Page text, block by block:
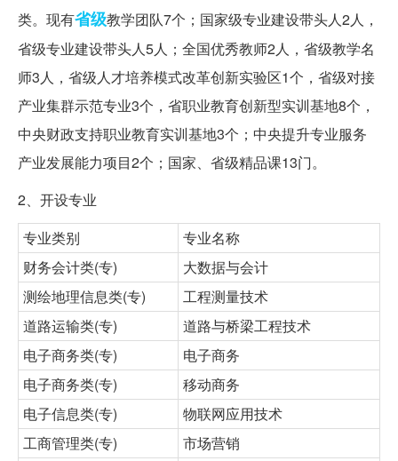
类。现有省级教学团队7个；国家级专业建设带头人2人，
省级专业建设带头人5人；全国优秀教师2人，省级教学名
师3人，省级人才培养模式改革创新实验区1个，省级对接
产业集群示范专业3个，省职业教育创新型实训基地8个，
中央财政支持职业教育实训基地3个；中央提升专业服务
产业发展能力项目2个；国家、省级精品课13门。
2、开设专业
专业类别
专业名称
财务会计类(专)
大数据与会计
测绘地理信息类(专)
工程测量技术
道路运输类(专)
道路与桥梁工程技术
电子商务类(专)
电子商务
电子商务类(专)
移动商务
电子信息类(专)
物联网应用技术
工商管理类(专)
市场营销